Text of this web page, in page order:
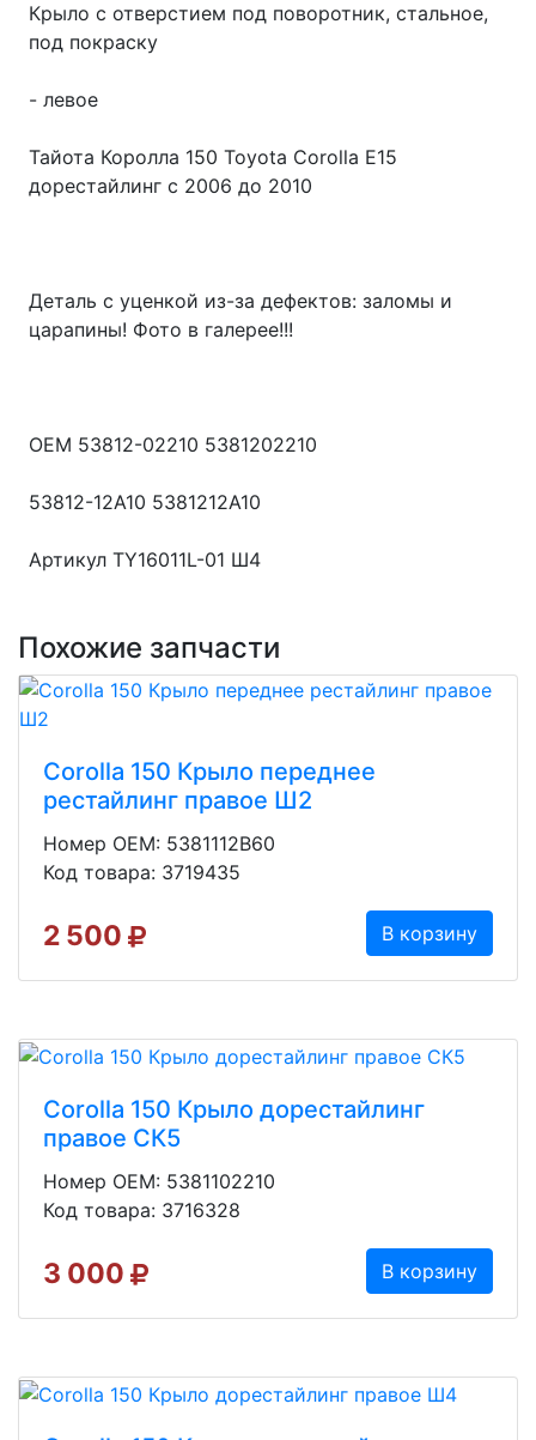
Крыло с отверстием под поворотник, стальное,
под покраску
- левое
Тайота Королла 150 Toyota Corolla E15
дорестайлинг с 2006 до 2010
Деталь с уценкой из-за дефектов: заломы и
царапины! Фото в галерее!!!
OEM 53812-02210 5381202210
53812-12A10 5381212A10
Артикул TY16011L-01 Ш4
Похожие запчасти
Corolla 150 Крыло переднее
рестайлинг правое Ш2
Номер OEM: 5381112B60
Код товара: 3719435
2 500 В корзину
Corolla 150 Крыло дорестайлинг
правое СК5
Номер OEM: 5381102210
Код товара: 3716328
3 000 В корзину